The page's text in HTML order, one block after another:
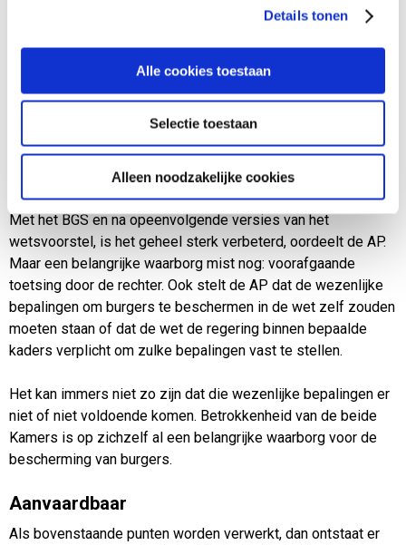
Details tonen
Alle cookies toestaan
Selectie toestaan
Alleen noodzakelijke cookies
wetsvoorstel gekomen (BGS), die nu ook door de AP is
mogelijke criminaliteit. Verder wordt de mogelijkheid om
zonder instemming van het parlement nieuwe
samenwerkingsverbanden aan te wijzen geschrapt uit de
WGS.
Wezenlijke bepalingen
Met het BGS en na opeenvolgende versies van het
wetsvoorstel, is het geheel sterk verbeterd, oordeelt de AP.
Maar een belangrijke waarborg mist nog: voorafgaande
toetsing door de rechter. Ook stelt de AP dat de wezenlijke
bepalingen om burgers te beschermen in de wet zelf zouden
moeten staan of dat de wet de regering binnen bepaalde
kaders verplicht om zulke bepalingen vast te stellen.
Het kan immers niet zo zijn dat die wezenlijke bepalingen er
niet of niet voldoende komen. Betrokkenheid van de beide
Kamers is op zichzelf al een belangrijke waarborg voor de
bescherming van burgers.
Aanvaardbaar
Als bovenstaande punten worden verwerkt, dan ontstaat er